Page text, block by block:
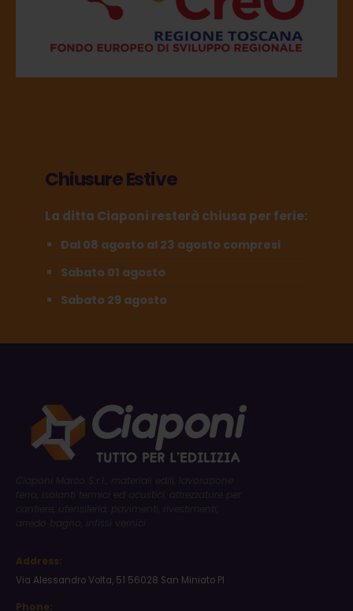
Chiusure Estive
La ditta Ciaponi resterà chiusa per ferie:
Dal 08 agosto al 23 agosto compresi
Sabato 01 agosto
Sabato 29 agosto
Address:
Via Alessandro Volta, 51 56028 San Miniato PI
Phone: